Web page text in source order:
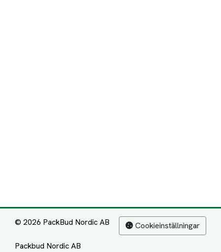
© 2026 PackBud Nordic AB
Packbud Nordic AB
Cookieinställningar